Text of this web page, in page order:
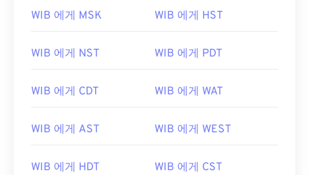
WIB 에게 MSK WIB 에게 HST
WIB 에게 NST WIB 에게 PDT
WIB 에게 CDT WIB 에게 WAT
WIB 에게 AST WIB 에게 WEST
WIB 에게 HDT WIB 에게 CST